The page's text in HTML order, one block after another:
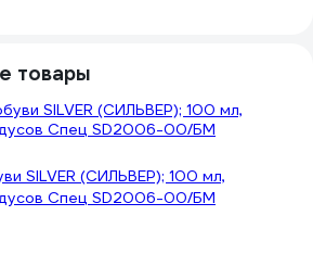
товары
SILVER (СИЛЬВЕР); 100 мл,
Спец SD2006-00/БМ